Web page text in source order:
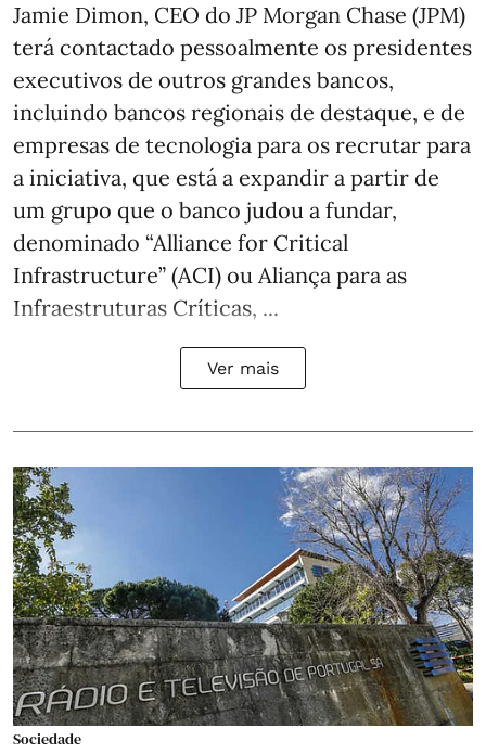
Jamie Dimon, CEO do JP Morgan Chase (JPM)
terá contactado pessoalmente os presidentes
executivos de outros grandes bancos,
incluindo bancos regionais de destaque, e de
empresas de tecnologia para os recrutar para
a iniciativa, que está a expandir a partir de
um grupo que o banco judou a fundar,
denominado “Alliance for Critical
Infrastructure” (ACI) ou Aliança para as
Infraestruturas Críticas, ...
Ver mais
Sociedade